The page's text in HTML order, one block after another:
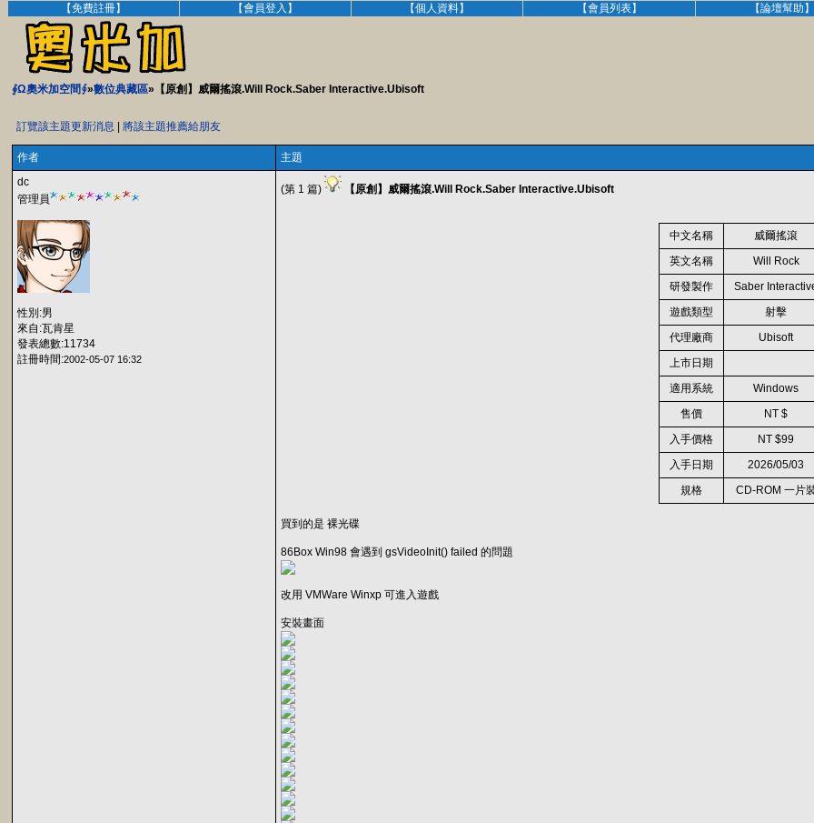
【免費註冊】 【會員登入】 【個人資料】 【會員列表】 【論壇幫助】
∮Ω奧米加空間∮»數位典藏區»【原創】威爾搖滾.Will Rock.Saber Interactive.Ubisoft
訂覽該主題更新消息 將該主題推薦給朋友
作者
主題
dc
管理員
性別:男
來自:瓦肯星
發表總數:11734
註冊時間:2002-05-07 16:32
(第 1 篇) 【原創】威爾搖滾.Will Rock.Saber Interactive.Ubisoft
中文名稱
威爾搖滾
英文名稱
Will Rock
研發製作
Saber
遊戲類型
射擊
代理廠商
Ubisoft
上市日期
適用系統
Windows
售價
NT $
入手價格
NT $99
入手日期
2026/05/03
規格
CD-ROM 一片
買到的是 裸光碟
86Box Win98 會遇到 gsVideoInit() failed 的問題
改用 VMWare Winxp 可進入遊戲
安裝畫面